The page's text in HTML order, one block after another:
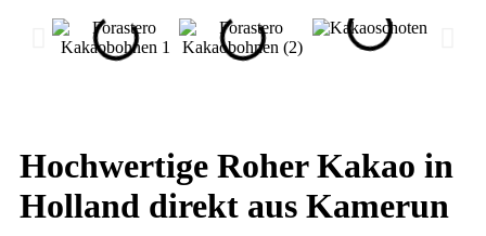
Hochwertige Roher Kakao in
Holland direkt aus Kamerun